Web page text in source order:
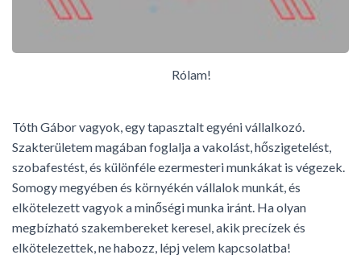
Rólam!
Tóth Gábor vagyok, egy tapasztalt egyéni vállalkozó.
Szakterületem magában foglalja a vakolást, hőszigetelést,
szobafestést, és különféle ezermesteri munkákat is végezek.
Somogy megyében és környékén vállalok munkát, és
elkötelezett vagyok a minőségi munka iránt. Ha olyan
megbízható szakembereket keresel, akik precízek és
elkötelezettek, ne habozz, lépj velem kapcsolatba!